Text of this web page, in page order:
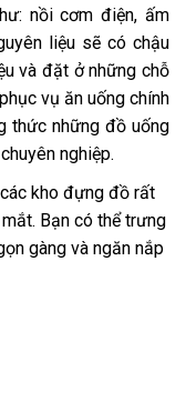
nồi cơm điện, ấm
liệu sẽ có chậu
và đặt ở những chỗ
vụ ăn uống chính
thức những đồ uống
nghiệp.
kho đựng đồ rất
Bạn có thể trưng
gàng và ngăn nắp